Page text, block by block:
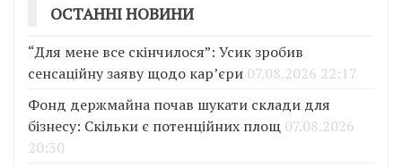
ОСТАННІ НОВИНИ
“Для мене все скінчилося”: Усик зробив
сенсаційну заяву щодо кар’єри 07.08.2026 22:17
Фонд держмайна почав шукати склади для
бізнесу: Скільки є потенційних площ 07.08.2026
20:30